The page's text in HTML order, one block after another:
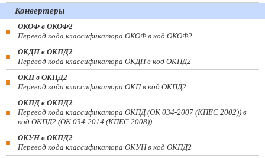
Конвертеры
ОКОФ в ОКОФ2
Перевод кода классификатора ОКОФ в код ОКОФ2
ОКДП в ОКПД2
Перевод кода классификатора ОКДП в код ОКПД2
ОКП в ОКПД2
Перевод кода классификатора ОКП в код ОКПД2
ОКПД в ОКПД2
Перевод кода классификатора ОКПД (ОК 034-2007 (КПЕС 2002)) в
код ОКПД2 (ОК 034-2014 (КПЕС 2008))
ОКУН в ОКПД2
Перевод кода классификатора ОКУН в код ОКПД2